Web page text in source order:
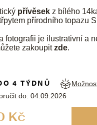
přívěsek z bílého
přírodního topazu
fotografii je ilustrativní a
zakoupitzde.
Kč
4 TÝDNŮ
do: 04.09.2026